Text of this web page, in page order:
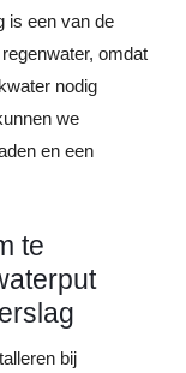
is een van de
omdat
nodig
we
en een
te
bij